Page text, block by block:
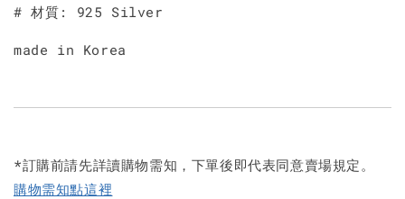
# 材質: 925 Silver
made in Korea
*訂購前請先詳讀購物需知，下單後即代表同意賣場規定。
購物需知點這裡